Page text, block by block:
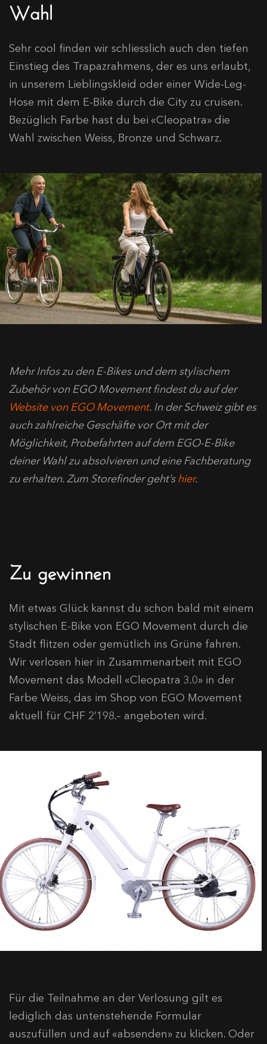
Wahl
Sehr cool finden wir schliesslich auch den tiefen
Einstieg des Trapazrahmens, der es uns erlaubt,
in unserem Lieblingskleid oder einer Wide-Leg-
Hose mit dem E-Bike durch die City zu cruisen.
Bezüglich Farbe hast du bei «Cleopatra» die
Wahl zwischen Weiss, Bronze und Schwarz.
Mehr Infos zu den E-Bikes und dem stylischem
Zubehör von EGO Movement findest du auf der
Website von EGO Movement. In der Schweiz gibt es
auch zahlreiche Geschäfte vor Ort mit der
Möglichkeit, Probefahrten auf dem EGO-E-Bike
deiner Wahl zu absolvieren und eine Fachberatung
zu erhalten. Zum Storefinder geht’shier.
Zu gewinnen
Mit etwas Glück kannst du schon bald mit einem
stylischen E-Bike von EGO Movement durch die
Stadt flitzen oder gemütlich ins Grüne fahren.
Wir verlosen hier in Zusammenarbeit mit EGO
Movement das Modell «Cleopatra 3.0» in der
Farbe Weiss, das im Shop von EGO Movement
aktuell für CHF 2’198.– angeboten wird.
Für die Teilnahme an der Verlosung gilt es
lediglich das untenstehende Formular
auszufüllen und auf «absenden» zu klicken. Oder